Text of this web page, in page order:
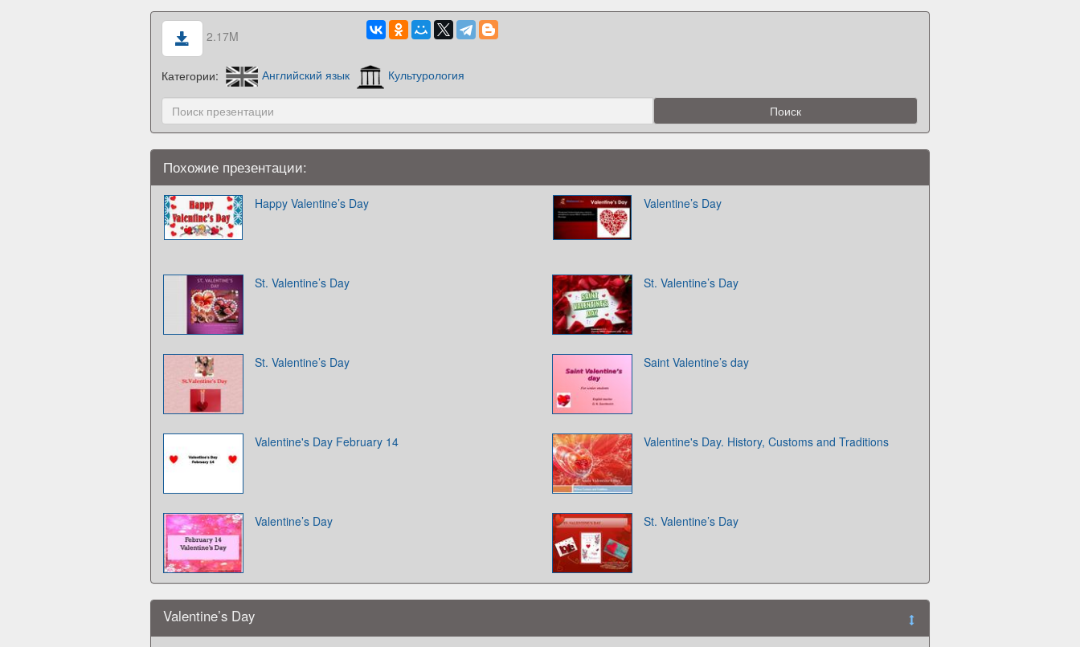
2.17M
Категории: Английский язык Культурология
Похожие презентации:
Happy Valentine’s Day Valentine’s Day
St. Valentine’s Day St. Valentine’s Day
St. Valentine’s Day Saint Valentine’s day
Valentine's Day February 14 Valentine's Day. History, Customs and Traditions
Valentine’s Day St. Valentine’s Day
Valentine’s Day